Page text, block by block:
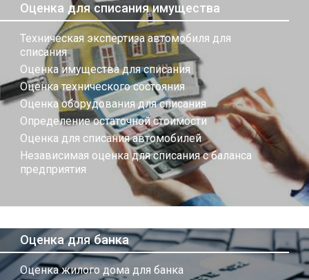
Оценка для списания имущества
Техническая экспертиза автомобиля для
списания
Оценка имущества для списания
Оценка технического состояния
Оценка оборудования для списания
Определение остаточной стоимости
Оценка для списания автомобилей
Независимая оценка для списания с баланса
предприятия
Оценка для банка
Оценка жилого дома для банка